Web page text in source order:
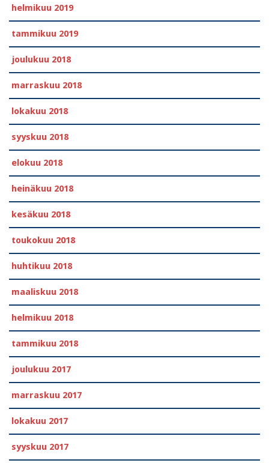
helmikuu 2019
tammikuu 2019
joulukuu 2018
marraskuu 2018
lokakuu 2018
syyskuu 2018
elokuu 2018
heinäkuu 2018
kesäkuu 2018
toukokuu 2018
huhtikuu 2018
maaliskuu 2018
helmikuu 2018
tammikuu 2018
joulukuu 2017
marraskuu 2017
lokakuu 2017
syyskuu 2017